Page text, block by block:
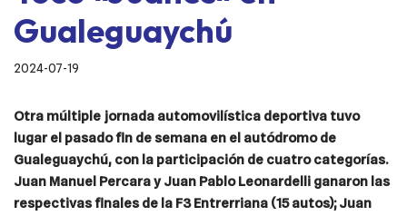
Gualeguaychú
2024-07-19
Otra múltiple jornada automovilística deportiva tuvo
lugar el pasado fin de semana en el autódromo de
Gualeguaychú, con la participación de cuatro categorías.
Juan Manuel Percara y Juan Pablo Leonardelli ganaron las
respectivas finales de la F3 Entrerriana (15 autos); Juan